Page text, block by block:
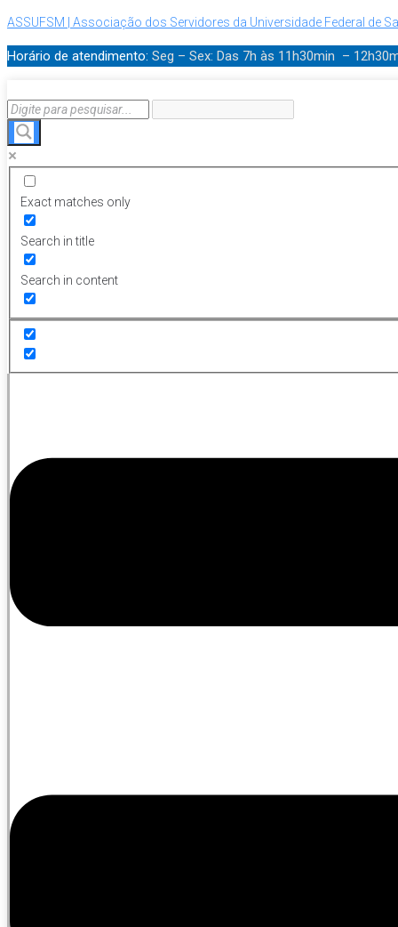
ASSUFSM | Associação dos Servidores da Universidade Federal de
Horário de atendimento: Seg – Sex: Das 7h às 11h30min –
Exact matches only
Search in title
Search in content